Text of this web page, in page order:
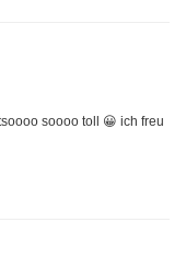
soooo toll 😀 ich freu